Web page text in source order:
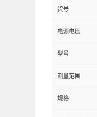
货号
电源电压
型号
测量范围
规格